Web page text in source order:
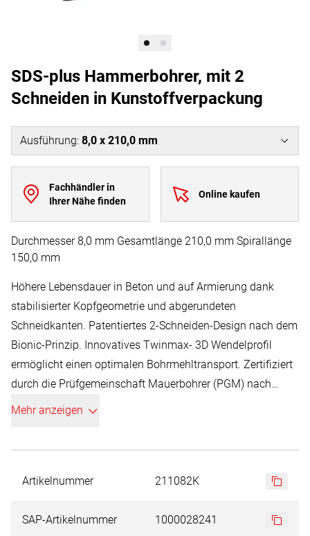
SDS-plus Hammerbohrer, mit 2
Schneiden in Kunstoffverpackung
Ausführung: 8,0 x 210,0 mm
Fachhändler in
Ihrer Nähe finden
Online kaufen
Durchmesser 8,0 mm Gesamtlänge 210,0 mm Spirallänge
150,0 mm
Höhere Lebensdauer in Beton und auf Armierung dank
stabilisierter Kopfgeometrie und abgerundeten
Schneidkanten. Patentiertes 2-Schneiden-Design nach dem
Bionic-Prinzip. Innovatives Twinmax- 3D Wendelprofil
ermöglicht einen optimalen Bohrmehltransport. Zertifiziert
durch die Prüfgemeinschaft Mauerbohrer (PGM) nach
Anforderung des Deutschen Instituts für Bautechnik. (DiBt)
Mehr anzeigen
Artikelnummer 211082K
SAP-Artikelnummer 1000028241